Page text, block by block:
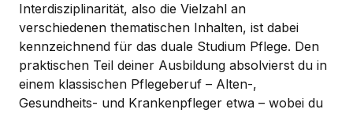
Interdisziplinarität, also die Vielzahl an
verschiedenen thematischen Inhalten, ist dabei
kennzeichnend für das duale Studium Pflege. Den
praktischen Teil deiner Ausbildung absolvierst du in
einem klassischen Pflegeberuf – Alten-,
Gesundheits- und Krankenpfleger etwa – wobei du